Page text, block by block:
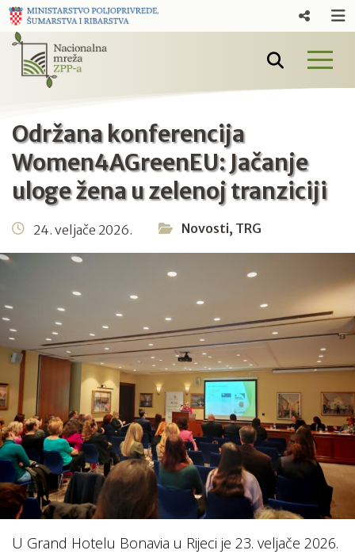
Održana konferencija
Women4AGreenEU: Jačanje
uloge žena u zelenoj tranziciji
24. veljače 2026. Novosti, TRG
U Grand Hotelu Bonavia u Rijeci je 23. veljače 2026.